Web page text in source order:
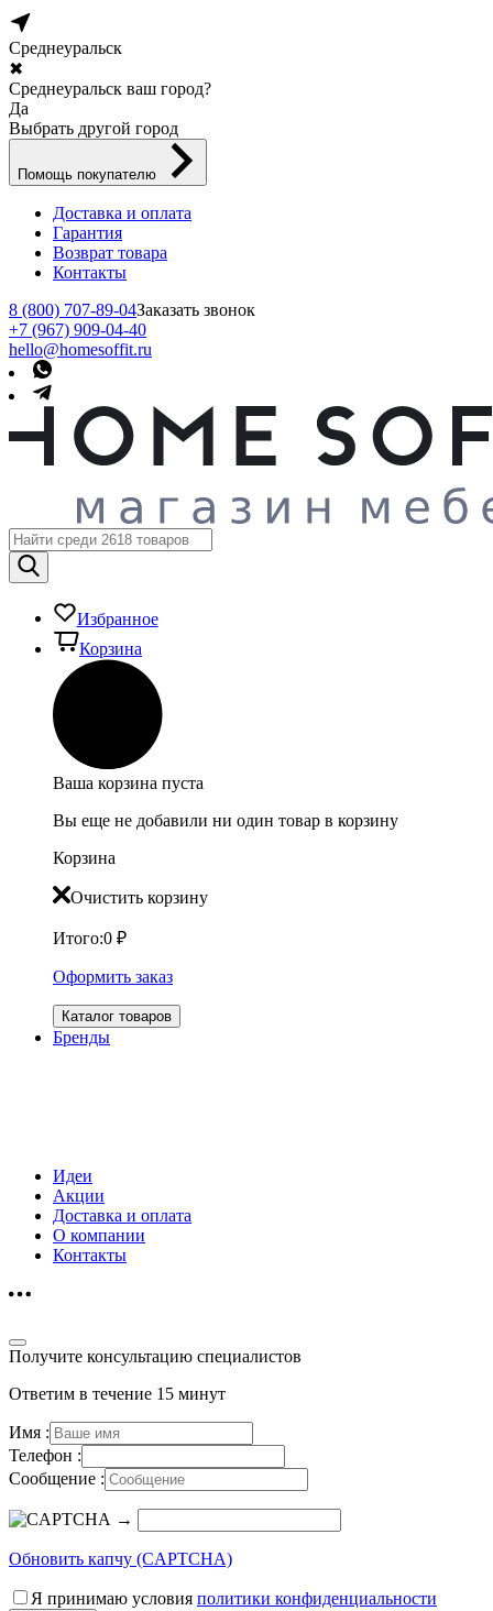
Среднеуральск
✖
Среднеуральск ваш город?
Да
Выбрать другой город
Помощь покупателю
Доставка и оплата
Гарантия
Возврат товара
Контакты
8 (800) 707-89-04Заказать звонок
+7 (967) 909-04-40
hello@homesoffit.ru
Избранное
Корзина
Ваша корзина пуста
Вы еще не добавили ни один товар в корзину
Корзина
Очистить корзину
Итого:0 ₽
Оформить заказ
Каталог товаров
Бренды
Идеи
Акции
Доставка и оплата
О компании
Контакты
Получите консультацию специалистов
Ответим в течение 15 минут
Имя :
Телефон :
Сообщение :
→
Обновить капчу (CAPTCHA)
Я принимаю условия политики конфиденциальности